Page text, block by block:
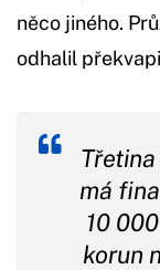
něco jiného.
odhalil
má
10
korun